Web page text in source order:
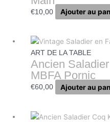
€10,00 Ajouter au
ART DE LA TABLE
Ancien
MBFA Pornic
€60,00 Ajouter au